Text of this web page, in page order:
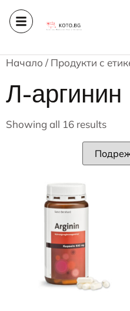
Начало / Продукти с
Л-аргинин
Showing all 16 results